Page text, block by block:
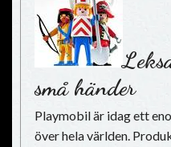
små händer
Playmobil är idag ett
över hela världen.